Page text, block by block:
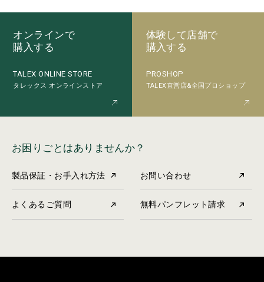
オンラインで
購入する
TALEX ONLINE STORE
タレックス オンラインストア
体験して店舗で
購入する
PROSHOP
TALEX直営店&全国プロショップ
お困りごとはありませんか？
製品保証・お手入れ方法 お問い合わせ
よくあるご質問 無料パンフレット請求